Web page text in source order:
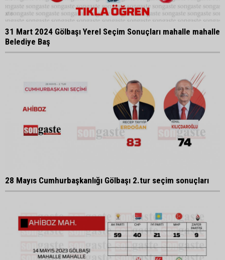
31 Mart 2024 Gölbaşı Yerel Seçim Sonuçları mahalle mahalle
Belediye Baş
28 Mayıs Cumhurbaşkanlığı Gölbaşı 2.tur seçim sonuçları